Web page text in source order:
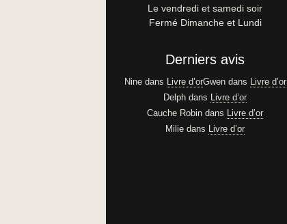
Le vendredi et samedi soir
Fermé Dimanche et Lundi
Derniers avis
Ninedans Livre d’orGwendans Livre d’or
Delph dans Livre d’or
Cauche Robin dans Livre d’or
Milie dans Livre d’or